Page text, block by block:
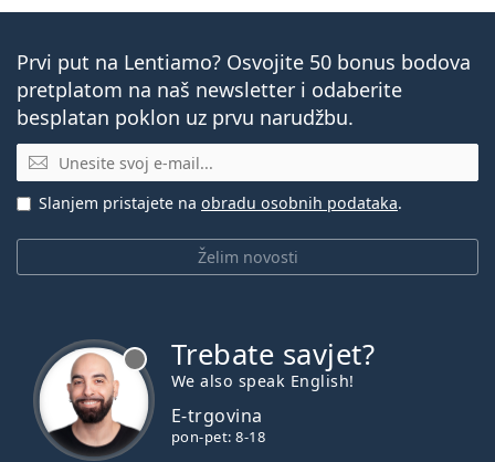
Prvi put na Lentiamo? Osvojite 50 bonus bodova
pretplatom na naš newsletter i odaberite
besplatan poklon uz prvu narudžbu.
E-mail
Želim novosti
Slanjem pristajete na obradu osobnih podataka.
Trebate savjet?
We also speak English!
E-trgovina
pon-pet: 8-18